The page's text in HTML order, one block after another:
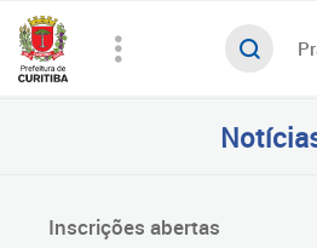
Inscrições abertas